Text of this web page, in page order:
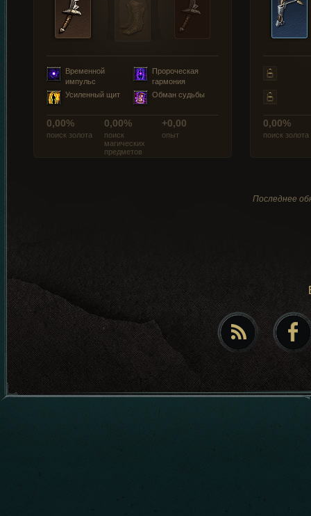
Временной
импульс
Пророческая
гармония
Усиленный щит
Обман судьбы
0,00%
поиск золота
0,00%
поиск
магических
предметов
+0,00
опыт
0,00%
поиск золота
Последнее